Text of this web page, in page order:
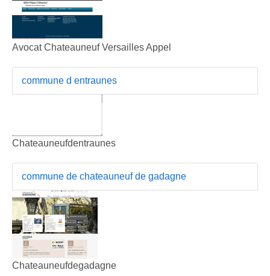
Avocat Chateauneuf Versailles Appel
commune d entraunes
Chateauneufdentraunes
commune de chateauneuf de gadagne
Chateauneufdegadagne